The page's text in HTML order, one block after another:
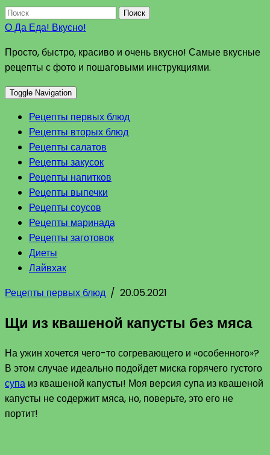
Поиск
О Да Еда! Вкусно!
Просто, быстро, красиво и очень вкусно! Самые вкусные
рецепты с фото и пошаговыми инструкциями.
Toggle Navigation
Рецепты первых блюд
Рецепты вторых блюд
Рецепты салатов
Рецепты закусок
Рецепты напитков
Рецепты выпечки
Рецепты соусов
Рецепты маринада
Рецепты заготовок
Диеты
Лайвхак
Рецепты первых блюд / 20.05.2021
Щи из квашеной капусты без мяса
На ужин хочется чего-то согревающего и «особенного»?
В этом случае идеально подойдет миска горячего густого
супа из квашеной капусты! Моя версия супа из квашеной
капусты не содержит мяса, но, поверьте, это его не
портит!